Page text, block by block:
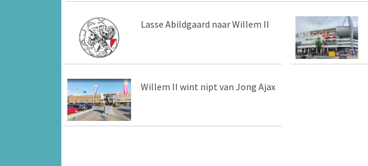
Lasse Abildgaard naar Willem II
Willem II wint nipt van Jong Ajax